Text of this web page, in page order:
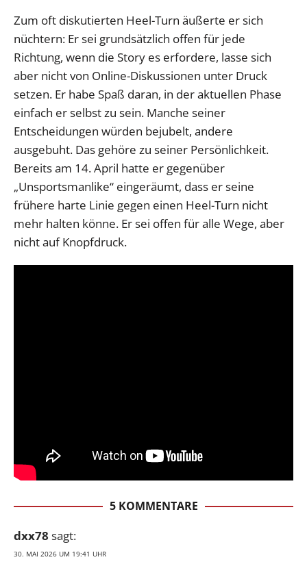
Zum oft diskutierten Heel-Turn äußerte er sich
nüchtern: Er sei grundsätzlich offen für jede
Richtung, wenn die Story es erfordere, lasse sich
aber nicht von Online-Diskussionen unter Druck
setzen. Er habe Spaß daran, in der aktuellen Phase
einfach er selbst zu sein. Manche seiner
Entscheidungen würden bejubelt, andere
ausgebuht. Das gehöre zu seiner Persönlichkeit.
Bereits am 14. April hatte er gegenüber
„Unsportsmanlike“ eingeräumt, dass er seine
frühere harte Linie gegen einen Heel-Turn nicht
mehr halten könne. Er sei offen für alle Wege, aber
nicht auf Knopfdruck.
5 KOMMENTARE
dxx78 sagt:
30. MAI 2026 UM 19:41 UHR